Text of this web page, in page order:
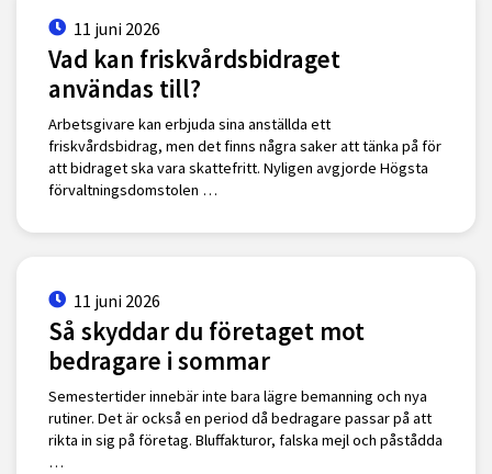
11 juni 2026
Vad kan friskvårdsbidraget
användas till?
Arbetsgivare kan erbjuda sina anställda ett
friskvårdsbidrag, men det finns några saker att tänka på för
att bidraget ska vara skattefritt. Nyligen avgjorde Högsta
förvaltningsdomstolen …
11 juni 2026
Så skyddar du företaget mot
bedragare i sommar
Semestertider innebär inte bara lägre bemanning och nya
rutiner. Det är också en period då bedragare passar på att
rikta in sig på företag. Bluffakturor, falska mejl och påstådda
…